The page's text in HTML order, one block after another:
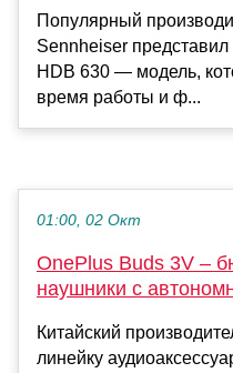
Популярный
Sennheiser
HDB 630 — модель,
время работы и ф...
01:00, 02 Окт
OnePlus Buds 3V –
наушники с
Китайский
линейку